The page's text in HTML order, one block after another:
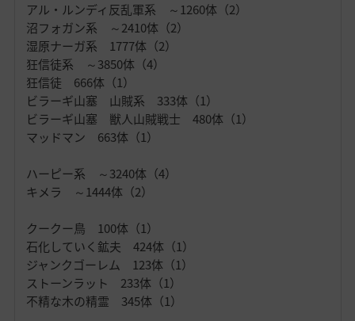
アル・ルンディ反乱軍系 ～1260体（2）
沼フォガン系 ～2410体（2）
湿原ナーガ系 1777体（2）
狂信徒系 ～3850体（4）
狂信徒 666体（1）
ビラーギ山塞 山賊系 333体（1）
ビラーギ山塞 獣人山賊戦士 480体（1）
マッドマン 663体（1）
ハーピー系 ～3240体（4）
キメラ ～1444体（2）
クークー鳥 100体（1）
石化していく鉱夫 424体（1）
ジャンクゴーレム 123体（1）
ストーンラット 233体（1）
不精な木の精霊 345体（1）